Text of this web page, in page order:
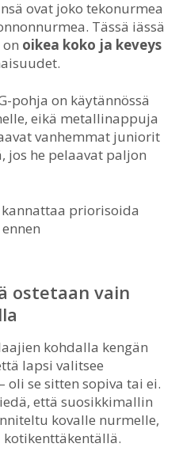
ovat joko tekonurmea
Tässä iässä
oikea koko ja keveys
pohja on käytännössä
eikä metallinappuja
vanhemmat juniorit
jos he pelaavat paljon
kannattaa priorisoida
ostetaan vain
kohdalla kengän
lapsi valitsee
oli se sitten sopiva tai ei.
että suosikkimallin
kovalle nurmelle,